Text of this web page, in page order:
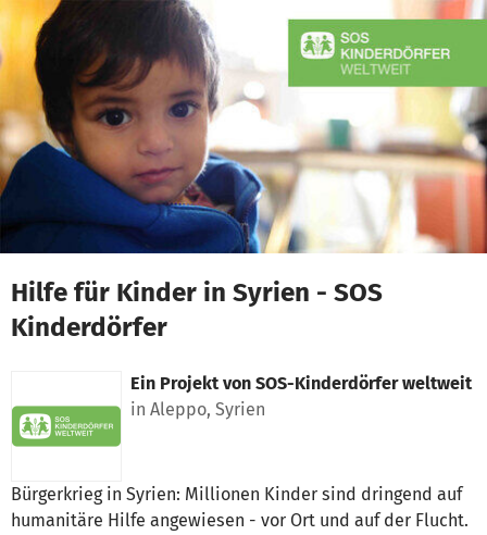
Zum Hauptinhalt springen
Erklärung zur Barrierefreiheit anzeigen
Hilfe für Kinder in Syrien - SOS
Kinderdörfer
Ein Projekt von SOS-Kinderdörfer weltweit
in Aleppo, Syrien
Bürgerkrieg in Syrien: Millionen Kinder sind dringend auf
humanitäre Hilfe angewiesen - vor Ort und auf der Flucht.